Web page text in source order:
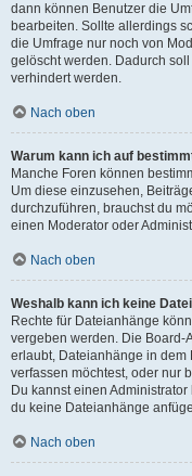
dann können Benutzer die
bearbeiten. Sollte allerdings
die Umfrage nur noch von
gelöscht werden. Dadurch
verhindert werden.
Nach oben
Warum kann ich auf
Manche Foren können
Um diese einzusehen,
durchzuführen, brauchst du
einen Moderator oder
Nach oben
Weshalb kann ich keine
Rechte für Dateianhänge
vergeben werden. Die Board-
erlaubt, Dateianhänge in dem
verfassen möchtest, oder nur
Du kannst einen
du keine Dateianhänge
Nach oben